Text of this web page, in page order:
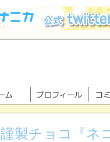
謹製チョコ『ネ